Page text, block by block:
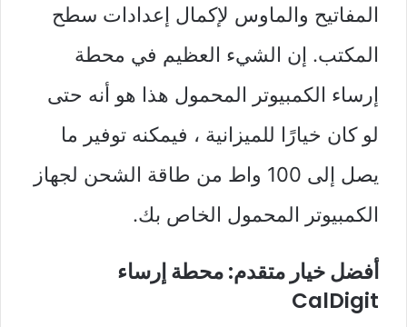
المفاتيح والماوس لإكمال إعدادات سطح
المكتب. إن الشيء العظيم في محطة
إرساء الكمبيوتر المحمول هذا هو أنه حتى
لو كان خيارًا للميزانية ، فيمكنه توفير ما
يصل إلى 100 واط من طاقة الشحن لجهاز
الكمبيوتر المحمول الخاص بك.
أفضل خيار متقدم: محطة إرساء
CalDigit